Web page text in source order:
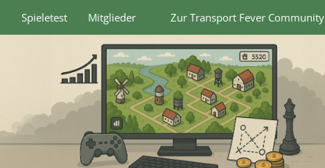
Spieletest Mitglieder Zur Transport Fever Community